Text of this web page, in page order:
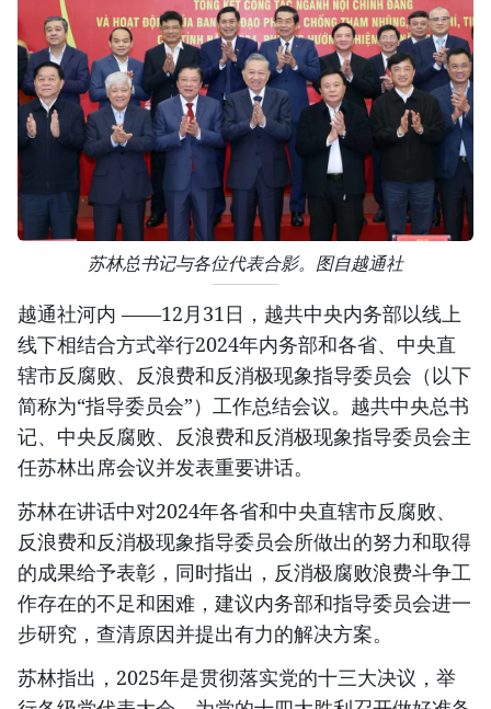
苏林总书记与各位代表合影。图自越通社
越通社河内 ——12月31日，越共中央内务部以线上
线下相结合方式举行2024年内务部和各省、中央直
辖市反腐败、反浪费和反消极现象指导委员会（以下
简称为“指导委员会”）工作总结会议。越共中央总书
记、中央反腐败、反浪费和反消极现象指导委员会主
任苏林出席会议并发表重要讲话。
苏林在讲话中对2024年各省和中央直辖市反腐败、
反浪费和反消极现象指导委员会所做出的努力和取得
的成果给予表彰，同时指出，反消极腐败浪费斗争工
作存在的不足和困难，建议内务部和指导委员会进一
步研究，查清原因并提出有力的解决方案。
苏林指出，2025年是贯彻落实党的十三大决议，举